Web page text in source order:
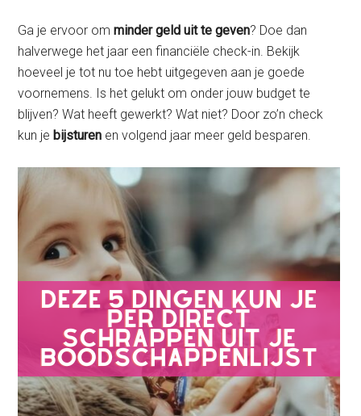
Ga je ervoor omminder geld uit te geven? Doe dan
halverwege het jaar een financiële check-in. Bekijk
hoeveel je tot nu toe hebt uitgegeven aan je goede
voornemens. Is het gelukt om onder jouw budget te
blijven? Wat heeft gewerkt? Wat niet? Door zo’n check
kun je bijsturen en volgend jaar meer geld besparen.